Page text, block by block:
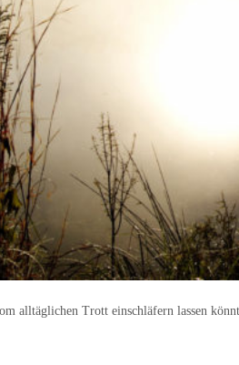
alltäglichen Trott einschläfern lassen